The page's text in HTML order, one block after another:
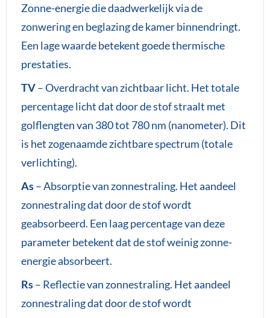
Zonne-energie die daadwerkelijk via de
zonwering en beglazing de kamer binnendringt.
Een lage waarde betekent goede thermische
prestaties.
TV– Overdracht van zichtbaar licht. Het totale
percentage licht dat door de stof straalt met
golflengten van 380 tot 780 nm (nanometer). Dit
is het zogenaamde zichtbare spectrum (totale
verlichting).
As– Absorptie van zonnestraling. Het aandeel
zonnestraling dat door de stof wordt
geabsorbeerd. Een laag percentage van deze
parameter betekent dat de stof weinig zonne-
energie absorbeert.
Rs– Reflectie van zonnestraling. Het aandeel
zonnestraling dat door de stof wordt